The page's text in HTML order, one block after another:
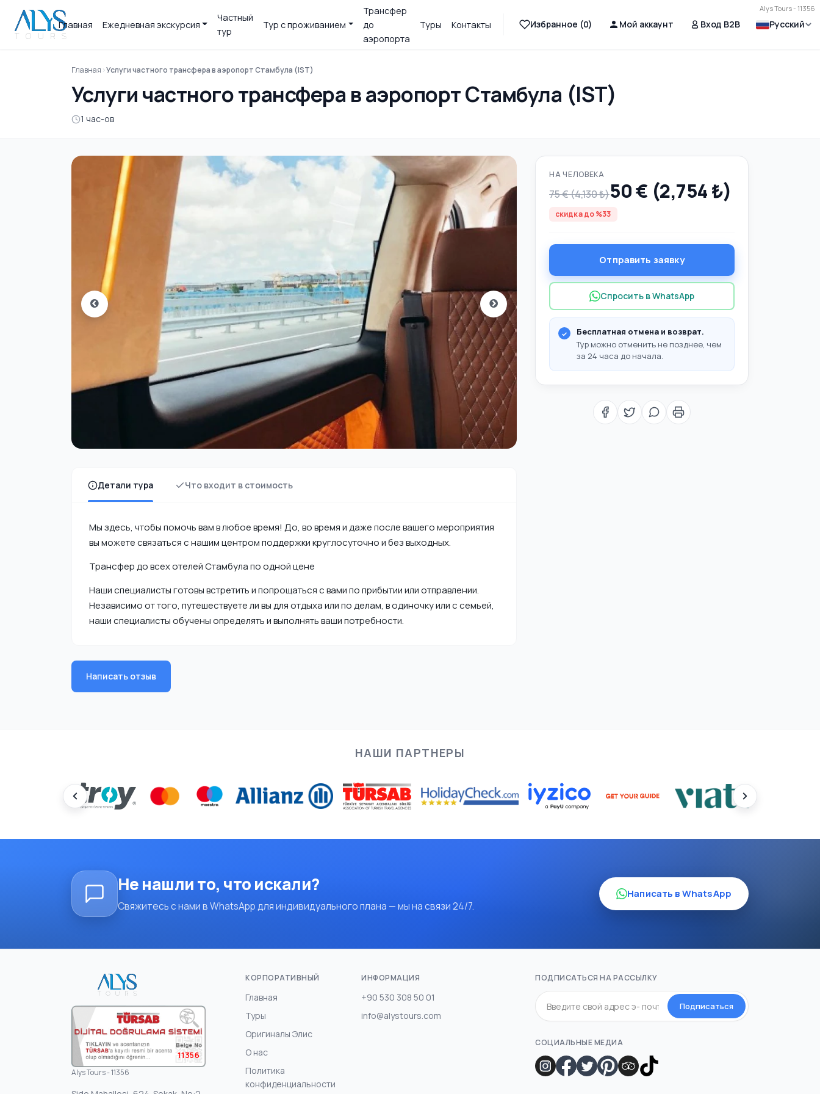
Alys Tours - 11356
Главная Ежедневная экскурсия
Частный
тур
Тур с проживанием
Трансфер
до
аэропорта
Туры Контакты Избранное (0) Мой аккаунт Вход B2B Русский
Главная Услуги частного трансфера в аэропорт Стамбула (IST)
Услуги частного трансфера в аэропорт Стамбула (IST)
1 час-ов
Детали тура Что входит в стоимость
Мы здесь, чтобы помочь вам в любое время! До, во время и даже после вашего мероприятия
вы можете связаться с нашим центром поддержки круглосуточно и без выходных.
Трансфер до всех отелей Стамбула по одной цене
Наши специалисты готовы встретить и попрощаться с вами по прибытии или отправлении.
Независимо от того, путешествуете ли вы для отдыха или по делам, в одиночку или с семьей,
наши специалисты обучены определять и выполнять ваши потребности.
Написать отзыв
НА ЧЕЛОВЕКА
75 € (4,130 ₺)50 € (2,754 ₺)
скидка до %33
Отправить заявку
Спросить в WhatsApp
Бесплатная отмена и возврат.
Тур можно отменить не позднее, чем
за 24 часа до начала.
НАШИ ПАРТНЕРЫ
Не нашли то, что искали?
Свяжитесь с нами в WhatsApp для индивидуального плана — мы на связи 24/7.
Написать в WhatsApp
11356
Alys Tours - 11356
КОРПОРАТИВНЫЙ
Главная
Туры
Оригиналы Элис
О нас
Политика
конфиденциальности
ИНФОРМАЦИЯ
+90 530 308 50 01
info@alystours.com
ПОДПИСАТЬСЯ НА РАССЫЛКУ
Подписаться
СОЦИАЛЬНЫЕ МЕДИА